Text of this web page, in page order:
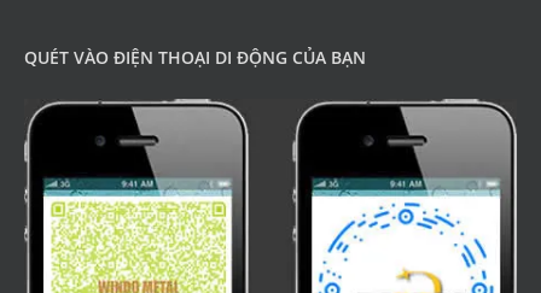
QUÉT VÀO ĐIỆN THOẠI DI ĐỘNG CỦA BẠN